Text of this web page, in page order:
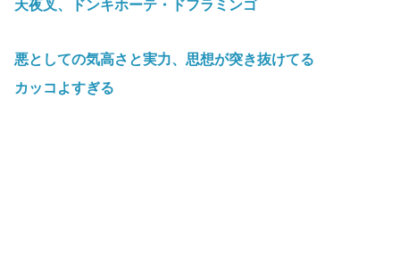
天夜叉、ドンキホーテ・ドフラミンゴ
悪としての気高さと実力、思想が突き抜けてる
カッコよすぎる